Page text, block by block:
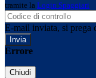
tramite la Login Spaggiari
E-mail inviata, si prega
Errore
Chiudi